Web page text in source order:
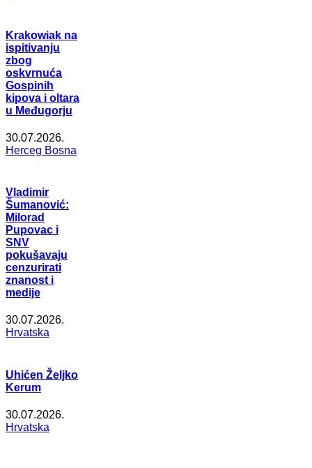
Krakowiak na
ispitivanju
zbog
oskvrnuća
Gospinih
kipova i oltara
u Međugorju
30.07.2026.
Herceg Bosna
Vladimir
Šumanović:
Milorad
Pupovac i
SNV
pokušavaju
cenzurirati
znanost i
medije
30.07.2026.
Hrvatska
Uhićen Željko
Kerum
30.07.2026.
Hrvatska